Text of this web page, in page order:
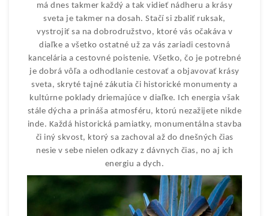
má dnes takmer každý a tak vidieť nádheru a krásy
sveta je takmer na dosah. Stačí si zbaliť ruksak,
vystrojiť sa na dobrodružstvo, ktoré vás očakáva v
diaľke a všetko ostatné už za vás zariadi cestovná
kancelária a cestovné poistenie. Všetko, čo je potrebné
je dobrá vôľa a odhodlanie cestovať a objavovať krásy
sveta, skryté tajné zákutia či historické monumenty a
kultúrne poklady driemajúce v diaľke. Ich energia však
stále dýcha a prináša atmosféru, ktorú nezažijete nikde
inde. Každá historická pamiatky, monumentálna stavba
či iný skvost, ktorý sa zachoval až do dnešných čias
nesie v sebe nielen odkazy z dávnych čias, no aj ich
energiu a dych.